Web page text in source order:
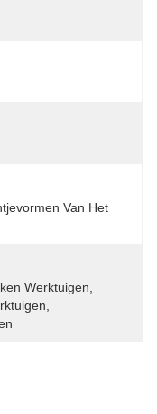
Van Het
Werktuigen